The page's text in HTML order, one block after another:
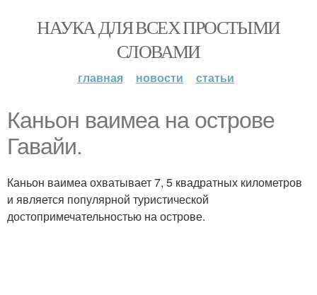
НАУКА ДЛЯ ВСЕХ ПРОСТЫМИ
СЛОВАМИ
главная новости статьи
Каньон ваимеа на острове
Гавайи.
Каньон ваимеа охватывает 7, 5 квадратных километров
и является популярной туристической
достопримечательностью на острове.